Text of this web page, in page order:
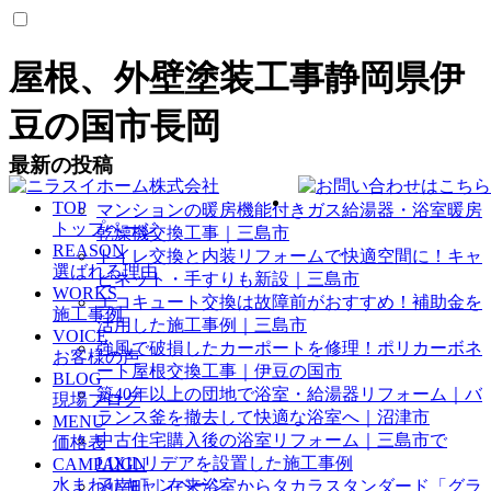
屋根、外壁塗装工事静岡県伊
豆の国市長岡
TOP
トップページ
REASON
選ばれる理由
WORKS
施工事例
VOICE
お客様の声
BLOG
現場ブログ
MENU
価格表
CAMPAIGN
水まわりキャンペーン
最新の投稿
マンションの暖房機能付きガス給湯器・浴室暖房
乾燥機交換工事｜三島市
トイレ交換と内装リフォームで快適空間に！キャ
ビネット・手すりも新設｜三島市
エコキュート交換は故障前がおすすめ！補助金を
活用した施工事例｜三島市
強風で破損したカーポートを修理！ポリカーボネ
ート屋根交換工事｜伊豆の国市
築40年以上の団地で浴室・給湯器リフォーム｜バ
ランス釜を撤去して快適な浴室へ｜沼津市
中古住宅購入後の浴室リフォーム｜三島市で
LIXILリデアを設置した施工事例
函南町｜在来浴室からタカラスタンダード「グラ